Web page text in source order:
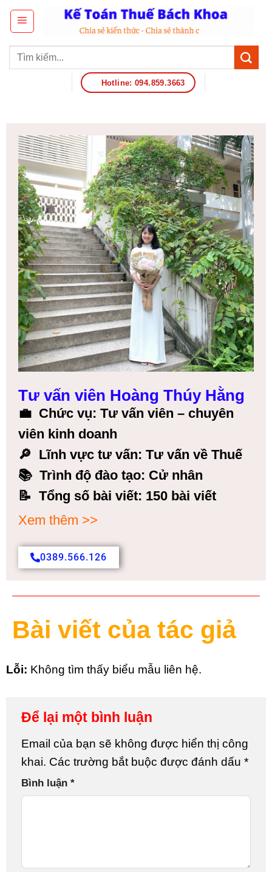
Hotline: 094.859.3663
Tư vấn viên Hoàng Thúy Hằng
💼 Chức vụ: Tư vấn viên – chuyên
viên kinh doanh
🔎 Lĩnh vực tư vấn: Tư vấn về Thuế
📚 Trình độ đào tạo: Cử nhân
📝 Tổng số bài viết: 150 bài viết
Xem thêm >>
0389.566.126
Bài viết của tác giả
Lỗi: Không tìm thấy biểu mẫu liên hệ.
Để lại một bình luận
Email của bạn sẽ không được hiển thị công
khai. Các trường bắt buộc được đánh dấu *
Bình luận *